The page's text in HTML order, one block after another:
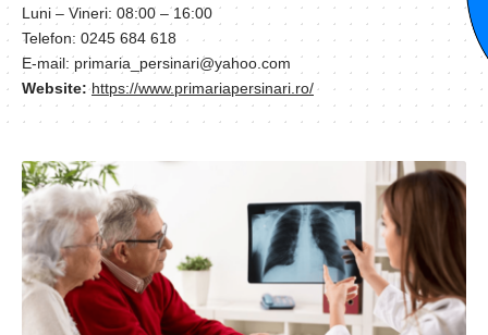
Luni – Vineri: 08:00 – 16:00
Telefon: 0245 684 618
E-mail: primaria_persinari@yahoo.com
Website: https://www.primariapersinari.ro/